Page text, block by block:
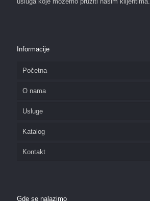
Informacije
Početna
O nama
Usluge
Katalog
Kontakt
Gde se nalazimo